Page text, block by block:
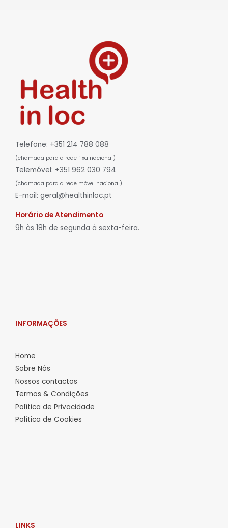
Telefone: +351 214 788 088
(chamada para a rede fixa nacional)
Telemóvel: +351 962 030 794
(chamada para a rede móvel nacional)
E-mail: geral@healthinloc.pt
Horário de Atendimento
9h às 18h de segunda à sexta-feira.
INFORMAÇÕES
Home
Sobre Nós
Nossos contactos
Termos & Condições
Política de Privacidade
Política de Cookies
LINKS